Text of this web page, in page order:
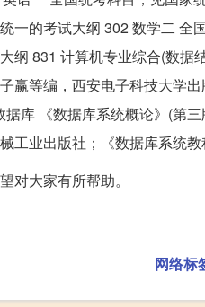
一的考试大纲 302 数学二
纲 831 计算机专业综合(数据
赢等编，西安电子科技大学
库 《数据库系统概论》(第
工业出版社；《数据库系统教
对大家有所帮助。
网络标